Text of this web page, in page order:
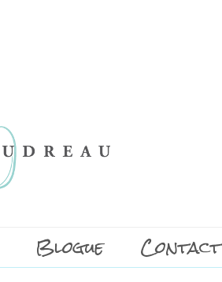
Blogue Contact